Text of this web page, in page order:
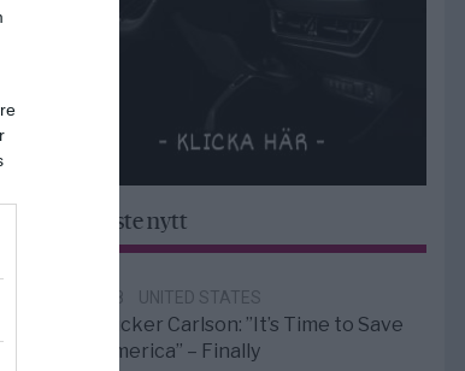
Senaste nytt
6/8 UNITED STATES
Tucker Carlson: ”It’s Time to Save
America” – Finally